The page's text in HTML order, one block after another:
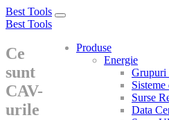
Best Tools
Toggle
Best Tools
Produse
Energie
Grupuri
Sisteme
Surse
Data
Ce
sunt
CAV-
urile